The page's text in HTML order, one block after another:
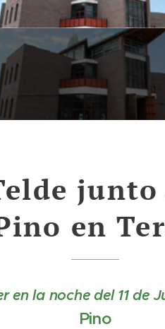
en
en la noche del 11 de
Pino